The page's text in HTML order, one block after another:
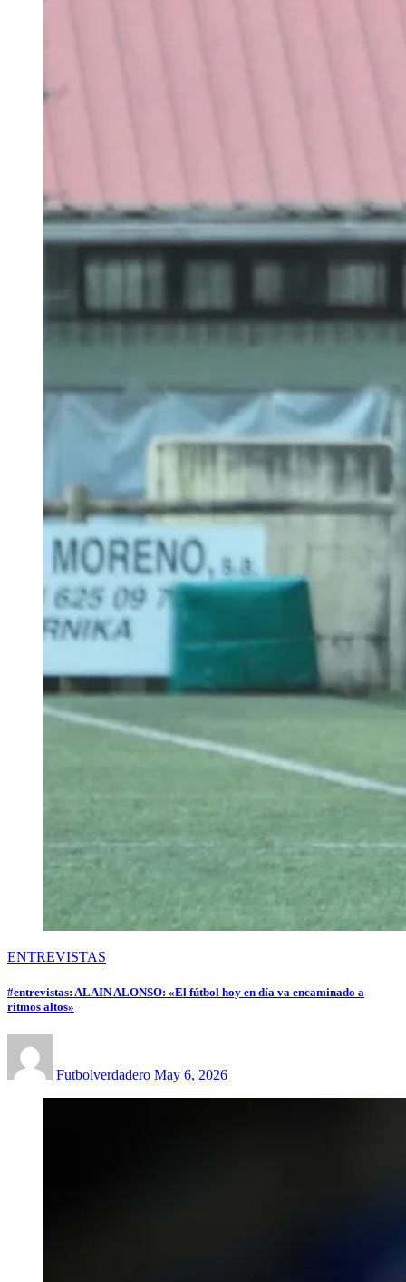
ENTREVISTAS
#entrevistas: ALAIN ALONSO: «El fútbol hoy en día va encaminado a
ritmos altos»
Futbolverdadero May 6, 2026